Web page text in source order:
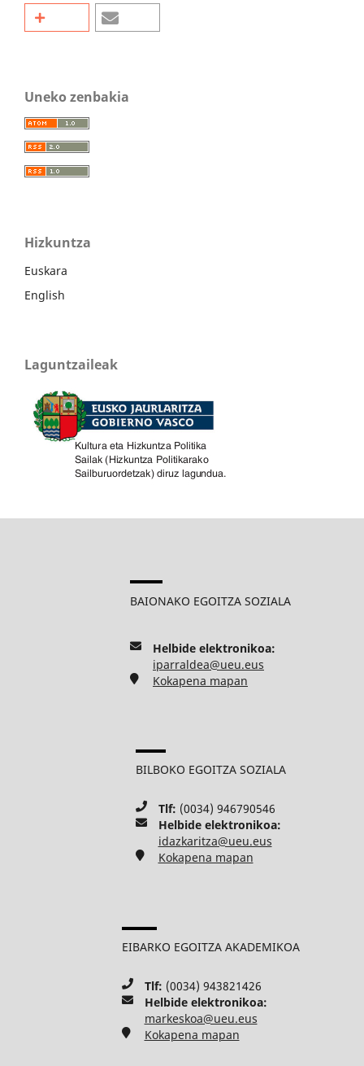
Uneko zenbakia
Hizkuntza
Euskara
English
Laguntzaileak
BAIONAKO EGOITZA SOZIALA
Helbide elektronikoa:
iparraldea@ueu.eus
Kokapena mapan
BILBOKO EGOITZA SOZIALA
Tlf: (0034) 946790546
Helbide elektronikoa:
idazkaritza@ueu.eus
Kokapena mapan
EIBARKO EGOITZA AKADEMIKOA
Tlf: (0034) 943821426
Helbide elektronikoa:
markeskoa@ueu.eus
Kokapena mapan